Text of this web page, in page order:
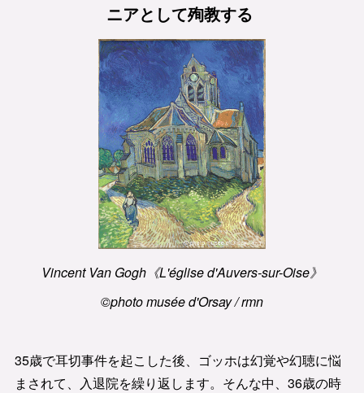
ニアとして殉教する
Vincent Van Gogh《L'église d'Auvers-sur-Oise》
©photo musée d'Orsay / rmn
35歳で耳切事件を起こした後、ゴッホは幻覚や幻聴に悩
まされて、入退院を繰り返します。そんな中、36歳の時